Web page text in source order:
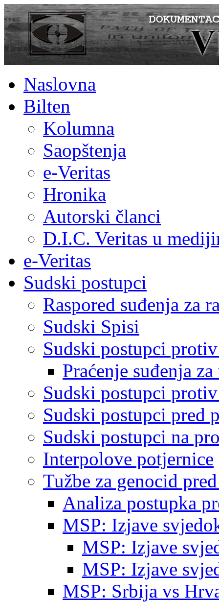
Naslovna
Bilten
Kolumna
Saopštenja
e-Veritas
Hronika
Autorski članci
D.I.C. Veritas u
e-Veritas
Sudski postupci
Raspored suđenja za
Sudski Spisi
Sudski postupci
Praćenje suđenja
Sudski postupci
Sudski postupci pred
Sudski postupci na
Interpolove potjernice
Tužbe za genocid
Analiza postupka
MSP: Izjave
MSP: Izjave
MSP: Izjave
MSP: Srbija vs